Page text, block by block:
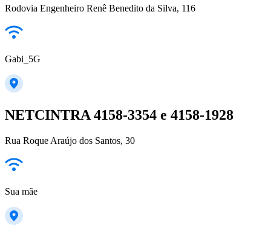
Rodovia Engenheiro Renê Benedito da Silva, 116
Gabi_5G
NETCINTRA 4158-3354 e 4158-1928
Rua Roque Araújo dos Santos, 30
Sua mãe